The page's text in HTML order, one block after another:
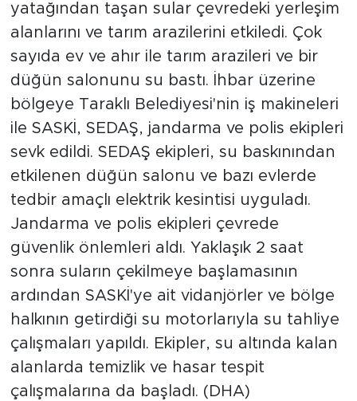
yatağından taşan sular çevredeki yerleşim
alanlarını ve tarım arazilerini etkiledi. Çok
sayıda ev ve ahır ile tarım arazileri ve bir
düğün salonunu su bastı. İhbar üzerine
bölgeye Taraklı Belediyesi'nin iş makineleri
ile SASKİ, SEDAŞ, jandarma ve polis ekipleri
sevk edildi. SEDAŞ ekipleri, su baskınından
etkilenen düğün salonu ve bazı evlerde
tedbir amaçlı elektrik kesintisi uyguladı.
Jandarma ve polis ekipleri çevrede
güvenlik önlemleri aldı. Yaklaşık 2 saat
sonra suların çekilmeye başlamasının
ardından SASKİ'ye ait vidanjörler ve bölge
halkının getirdiği su motorlarıyla su tahliye
çalışmaları yapıldı. Ekipler, su altında kalan
alanlarda temizlik ve hasar tespit
çalışmalarına da başladı. (DHA)